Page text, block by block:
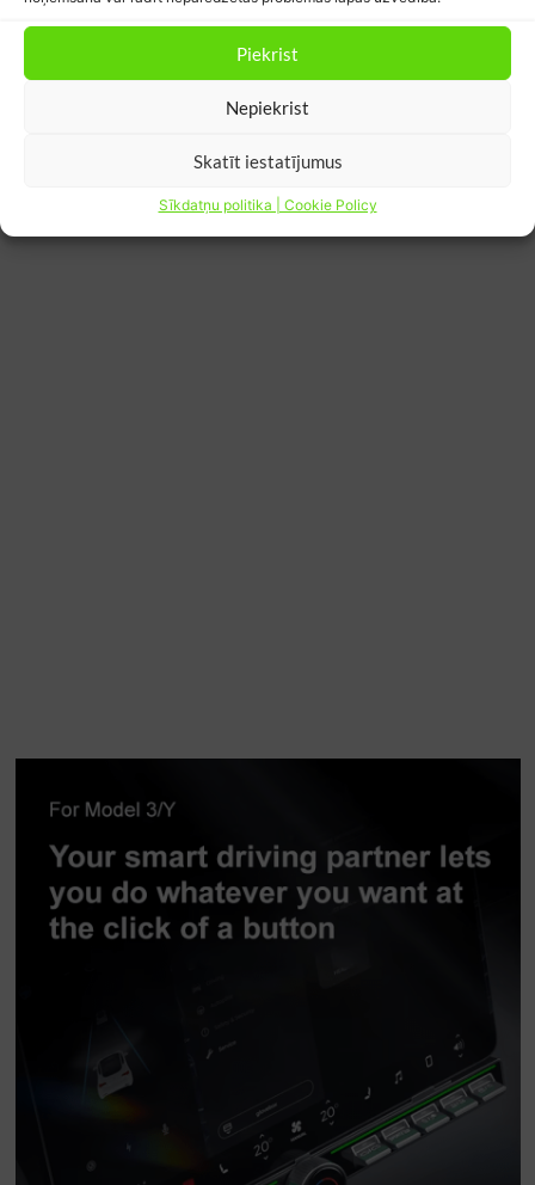
Piekrist
Nepiekrist
Skatīt iestatījumus
Sīkdatņu politika | Cookie Policy
elektroauto Latvijā ātrās uzlādes stacijas
observatorija